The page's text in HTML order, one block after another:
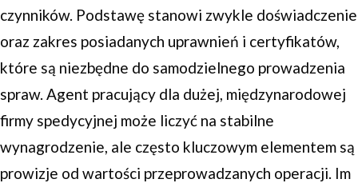
czynników. Podstawę stanowi zwykle doświadczenie
oraz zakres posiadanych uprawnień i certyfikatów,
które są niezbędne do samodzielnego prowadzenia
spraw. Agent pracujący dla dużej, międzynarodowej
firmy spedycyjnej może liczyć na stabilne
wynagrodzenie, ale często kluczowym elementem są
prowizje od wartości przeprowadzanych operacji. Im